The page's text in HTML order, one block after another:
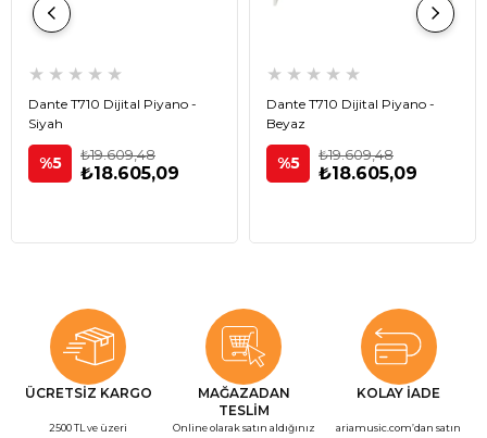
★ ★ ★ ★ ★
Dante T710 Dijital Piyano -
Siyah
%5 ₺18.605,09
₺19.609,48
★ ★ ★ ★ ★
Dante T710 Dijital Piyano -
Beyaz
%5 ₺18.605,09
₺19.609,48
ÜCRETSİZ KARGO
2500 TL ve üzeri
MAĞAZADAN
TESLİM
Online olarak satın aldığınız
KOLAY İADE
ariamusic.com’dan satın